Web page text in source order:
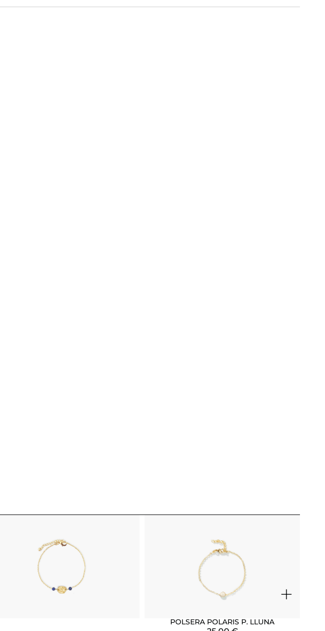
+
POLSERA POLARIS P. LLUNA